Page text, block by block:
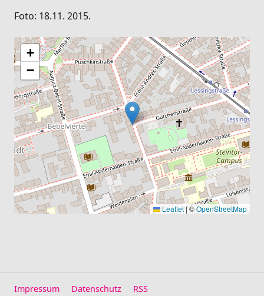
Foto: 18.11. 2015.
+
−
Leaflet|©OpenStreetMap
Impressum Datenschutz RSS